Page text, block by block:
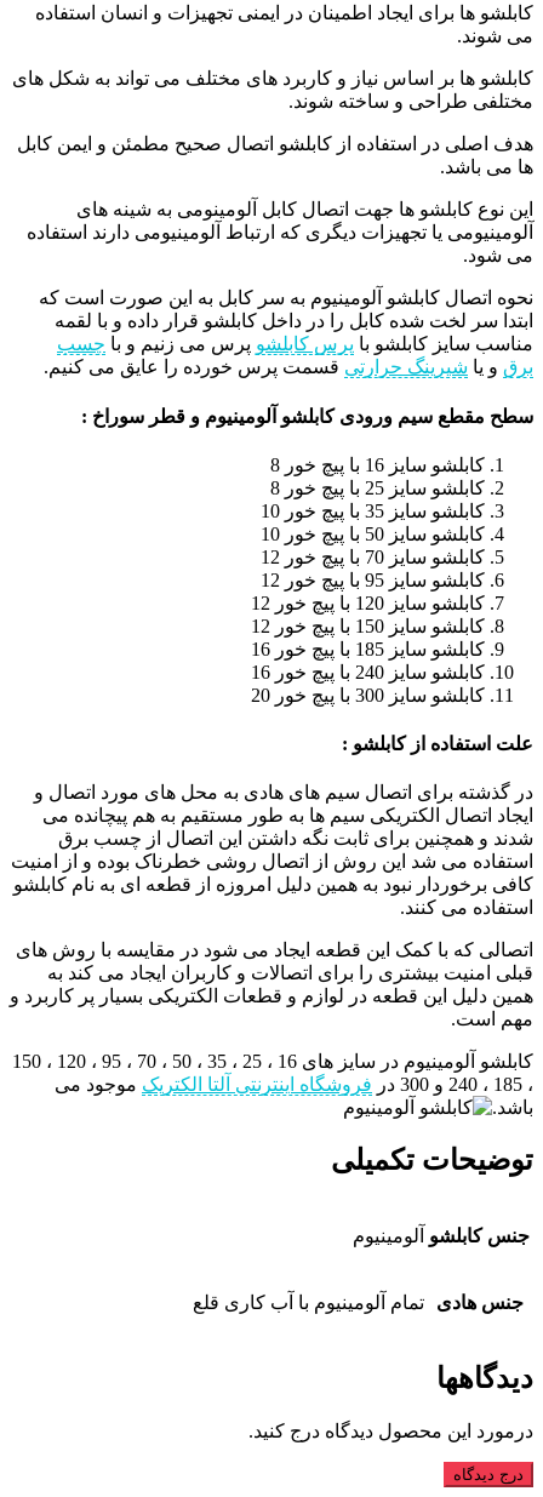
کابلشو‌ ها برای ایجاد اطمینان در ایمنی تجهیزات و انسان استفاده
می شوند.
کابلشو‌ ها بر اساس نیاز و کاربرد‌ های مختلف می تواند به شکل‌ های
مختلفی طراحی و ساخته شوند.
هدف اصلی در استفاده از کابلشو اتصال صحیح مطمئن و ایمن کابل‌
ها می باشد.
اين نوع کابلشو ها جهت اتصال کابل آلومينومی به شينه های
آلومينيومی يا تجهيزات ديگری که ارتباط آلومينيومی دارند استفاده
می شود.
نحوه اتصال کابلشو آلومینیوم به سر کابل به این صورت است که
ابتدا سر لخت شده کابل را در داخل کابلشو قرار داده و با لقمه
مناسب سایز کابلشو با پرس کابلشو پرس می زنیم و با چسب
برق و یا شیرینگ حرارتی قسمت پرس خورده را عایق می کنیم.
سطح مقطع سیم ورودی کابلشو آلومینیوم و قطر سوراخ :
کابلشو سایز 16 با پیچ خور 8
کابلشو سایز 25 با پیچ خور 8
کابلشو سایز 35 با پیچ خور 10
کابلشو سایز 50 با پیچ خور 10
کابلشو سایز 70 با پیچ خور 12
کابلشو سایز 95 با پیچ خور 12
کابلشو سایز 120 با پیچ خور 12
کابلشو سایز 150 با پیچ خور 12
کابلشو سایز 185 با پیچ خور 16
کابلشو سایز 240 با پیچ خور 16
کابلشو سایز 300 با پیچ خور 20
علت استفاده از کابلشو :
در گذشته برای اتصال سیم های هادی به محل های مورد اتصال و
ایجاد اتصال الکتریکی سیم ها به طور مستقیم به هم پیچانده می
شدند و همچنین برای ثابت نگه داشتن این اتصال از چسب برق
استفاده می شد این روش از اتصال روشی خطرناک بوده و از امنیت
کافی برخوردار نبود به همین دلیل امروزه از قطعه ای به نام کابلشو
استفاده می کنند.
اتصالی که با کمک این قطعه ایجاد می شود در مقایسه با روش های
قبلی امنیت بیشتری را برای اتصالات و کاربران ایجاد می کند به
همین دلیل این قطعه در لوازم و قطعات الکتریکی بسیار پر کاربرد و
مهم است.
کابلشو آلومینیوم در سایز های 16 ، 25 ، 35 ، 50 ، 70 ، 95 ، 120 ، 150
، 185 ، 240 و 300 در
فروشگاه اینترنتی آلتا الکتریک موجود می
باشد.
توضیحات تکمیلی
جنس کابلشو آلومینیوم
جنس هادی تمام آلومینیوم با آب کاری قلع
دیدگاهها
درمورد این محصول دیدگاه درج کنید.
درج دیدگاه